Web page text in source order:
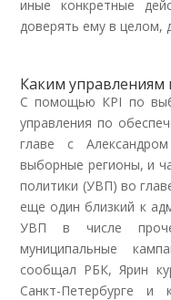
иные конкретные
доверять ему в целом,
Каким управлениям
С помощью КPI по
управления по
главе с
выборные регионы, и
политики (УВП) во
еще один близкий к
УВП в числе
муниципальные
сообщал РБК, Ярин
Санкт-Петербурге